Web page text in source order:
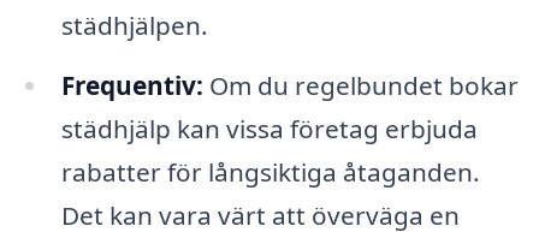
städhjälpen.
Frequentiv: Om du regelbundet bokar
städhjälp kan vissa företag erbjuda
rabatter för långsiktiga åtaganden.
Det kan vara värt att överväga en